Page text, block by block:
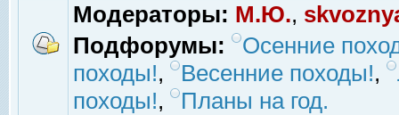
Модераторы: М.Ю.,
Подфорумы:
Осенние
походы!, Весенние походы!,
походы!, Планы на год.